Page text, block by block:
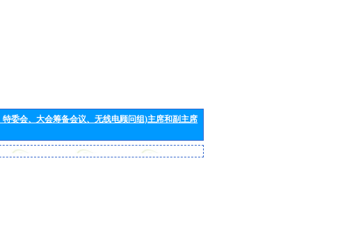
委会、大会筹备会议、无线电顾问组)主席和副主席